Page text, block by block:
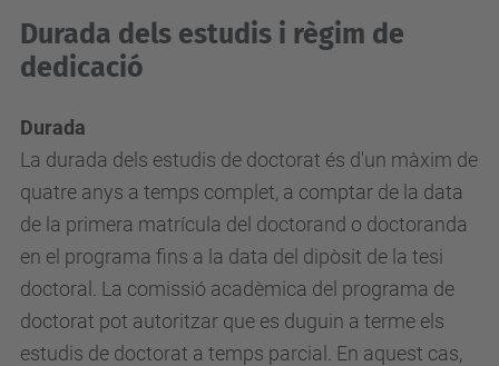
Durada dels estudis i règim de
dedicació
Durada
La durada dels estudis de doctorat és d'un màxim de
quatre anys a temps complet, a comptar de la data
de la primera matrícula del doctorand o doctoranda
en el programa fins a la data del dipòsit de la tesi
doctoral. La comissió acadèmica del programa de
doctorat pot autoritzar que es duguin a terme els
estudis de doctorat a temps parcial. En aquest cas,